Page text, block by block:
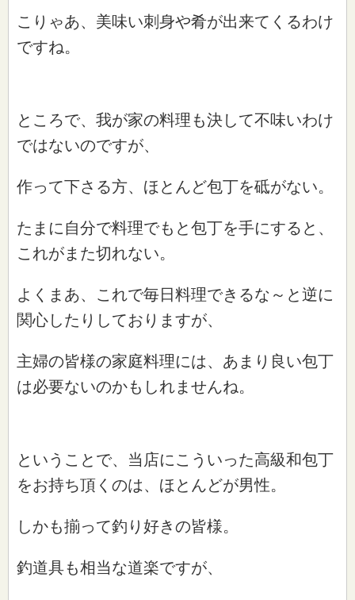
こりゃあ、美味い刺身や肴が出来てくるわけ
ですね。
ところで、我が家の料理も決して不味いわけ
ではないのですが、
作って下さる方、ほとんど包丁を砥がない。
たまに自分で料理でもと包丁を手にすると、
これがまた切れない。
よくまあ、これで毎日料理できるな～と逆に
関心したりしておりますが、
主婦の皆様の家庭料理には、あまり良い包丁
は必要ないのかもしれませんね。
ということで、当店にこういった高級和包丁
をお持ち頂くのは、ほとんどが男性。
しかも揃って釣り好きの皆様。
釣道具も相当な道楽ですが、